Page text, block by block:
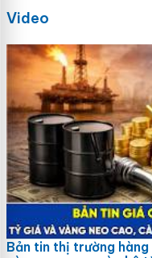
Video
Bản tin thị trường